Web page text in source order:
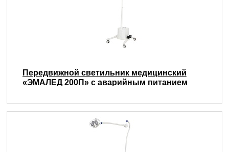
Передвижной светильник медицинский
«ЭМАЛЕД 200П» с аварийным питанием